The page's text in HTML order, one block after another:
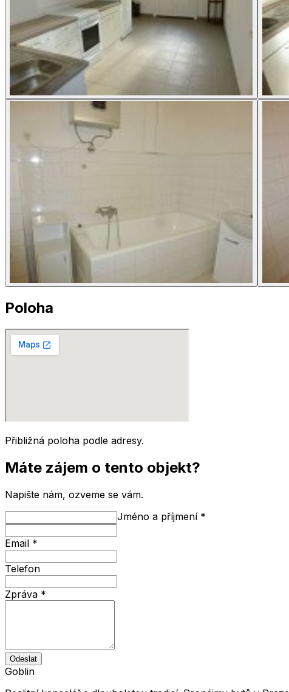
Poloha
Přibližná poloha podle adresy.
Máte zájem o tento objekt?
Napište nám, ozveme se vám.
Jméno a příjmení*
Email *
Telefon
Zpráva *
Odeslat
Goblin